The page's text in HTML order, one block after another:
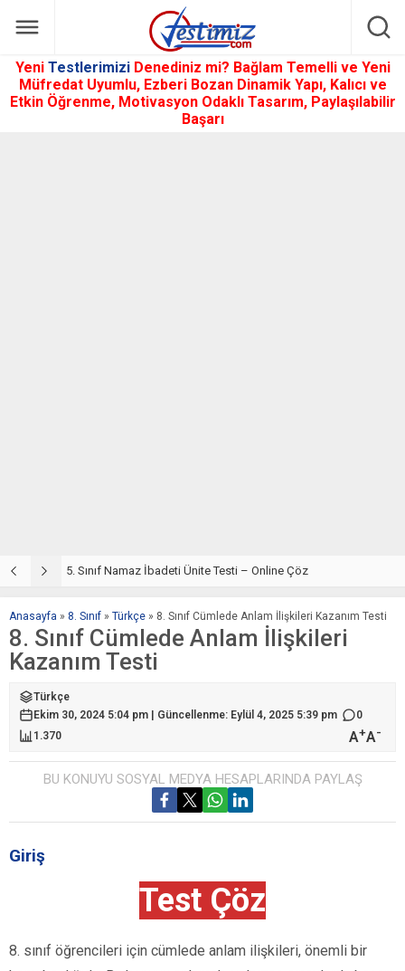
Yeni Testlerimizi Denediniz mi? Bağlam Temelli ve Yeni
Müfredat Uyumlu, Ezberi Bozan Dinamik Yapı, Kalıcı ve
Etkin Öğrenme, Motivasyon Odaklı Tasarım, Paylaşılabilir
Başarı
5. Sınıf Namaz İbadeti Ünite Testi – Online Çöz
Anasayfa » 8. Sınıf » Türkçe » 8. Sınıf Cümlede Anlam İlişkileri Kazanım Testi
8. Sınıf Cümlede Anlam İlişkileri
Kazanım Testi
Türkçe
Ekim 30, 2024 5:04 pm | Güncellenme: Eylül 4, 2025 5:39 pm
0
1.370
A+A-
BU KONUYU SOSYAL MEDYA HESAPLARINDA PAYLAŞ
Giriş
Test Çöz
8. sınıf öğrencileri için cümlede anlam ilişkileri, önemli bir